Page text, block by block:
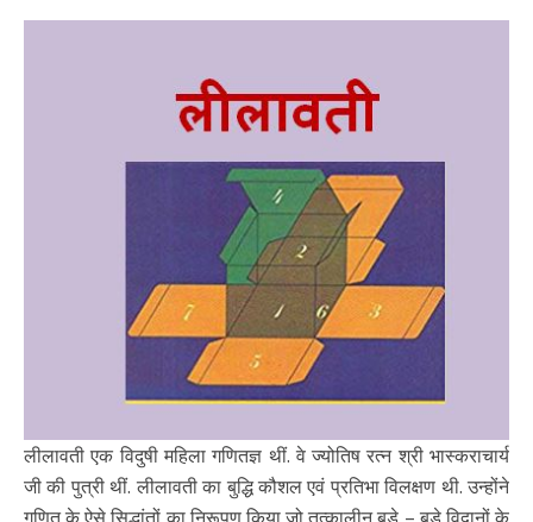
लीलावती एक विदुषी महिला गणितज्ञ थीं. वे ज्योतिष रत्न श्री भास्कराचार्य
जी की पुत्री थीं. लीलावती का बुद्धि कौशल एवं प्रतिभा विलक्षण थी. उन्होंने
गणित के ऐसे सिद्धांतों का निरूपण किया जो तत्कालीन बड़े – बड़े विद्वानों के